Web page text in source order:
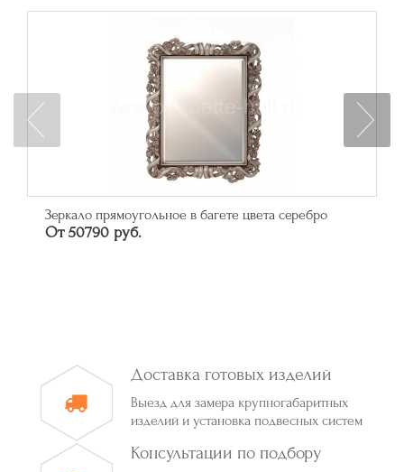
Зеркало прямоугольное в багете цвета серебро
От 50790 руб.
Доставка готовых изделий
Выезд для замера крупногабаритных
изделий и установка подвесных систем
Консультации по подбору